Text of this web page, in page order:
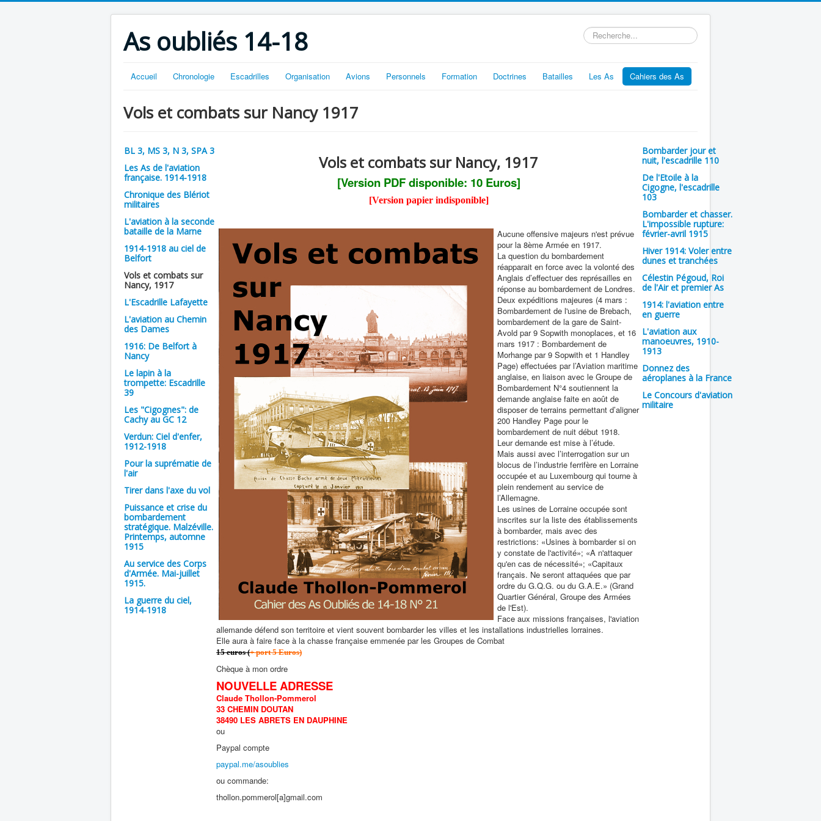
As oubliés 14-18 Rechercher
Accueil Chronologie Escadrilles Organisation Avions Personnels Formation Doctrines Batailles Les As Cahiers des As
Vols et combats sur Nancy 1917
BL 3, MS 3, N 3, SPA 3
Les As de l'aviation
française. 1914-1918
Chronique des Blériot
militaires
L'aviation à la seconde
bataille de la Marne
1914-1918 au ciel de
Belfort
Vols et combats sur
Nancy, 1917
L'Escadrille Lafayette
L'aviation au Chemin
des Dames
1916: De Belfort à
Nancy
Le lapin à la
trompette: Escadrille
39
Les "Cigognes": de
Cachy au GC 12
Verdun: Ciel d'enfer,
1912-1918
Pour la suprématie de
l'air
Tirer dans l'axe du vol
Puissance et crise du
bombardement
stratégique. Malzéville.
Printemps, automne
1915
Au service des Corps
d'Armée. Mai-juillet
1915.
La guerre du ciel,
1914-1918
Vols et combats sur Nancy, 1917
[Version PDF disponible: 10 Euros]
[Version papier indisponible]
Aucune offensive majeurs n'est prévue
pour la 8ème Armée en 1917.
La question du bombardement
réapparait en force avec la volonté des
Anglais d’effectuer des représailles en
réponse au bombardement de Londres.
Deux expéditions majeures (4 mars :
Bombardement de l'usine de Brebach,
bombardement de la gare de Saint-
Avold par 9 Sopwith monoplaces, et 16
mars 1917 : Bombardement de
Morhange par 9 Sopwith et 1 Handley
Page) effectuées par l’Aviation maritime
anglaise, en liaison avec le Groupe de
Bombardement N°4 soutiennent la
demande anglaise faite en août de
disposer de terrains permettant d’aligner
200 Handley Page pour le
bombardement de nuit début 1918.
Leur demande est mise à l’étude.
Mais aussi avec l’interrogation sur un
blocus de l’industrie ferrifère en Lorraine
occupée et au Luxembourg qui tourne à
plein rendement au service de
l’Allemagne.
Les usines de Lorraine occupée sont
inscrites sur la liste des établissements
à bombarder, mais avec des
restrictions: «Usines à bombarder si on
y constate de l'activité»; «A n'attaquer
qu'en cas de nécessité»; «Capitaux
français. Ne seront attaquées que par
ordre du G.Q.G. ou du G.A.E.» (Grand
Quartier Général, Groupe des Armées
de l'Est).
Face aux missions françaises, l'aviation
allemande défend son territoire et vient souvent bombarder les villes et les installations industrielles lorraines.
Elle aura à faire face à la chasse française emmenée par les Groupes de Combat
15 euros (+ port 5 Euros)
Chèque à mon ordre
NOUVELLE ADRESSE
Claude Thollon-Pommerol
33 CHEMIN DOUTAN
38490 LES ABRETS EN DAUPHINE
ou
Paypal compte
paypal.me/asoublies
ou commande:
thollon.pommerol[a]gmail.com
Bombarder jour et
nuit, l'escadrille 110
De l'Etoile à la
Cigogne, l'escadrille
103
Bombarder et chasser.
L'impossible rupture:
février-avril 1915
Hiver 1914: Voler entre
dunes et tranchées
Célestin Pégoud, Roi
de l'Air et premier As
1914: l'aviation entre
en guerre
L'aviation aux
manoeuvres, 1910-
1913
Donnez des
aéroplanes à la France
Le Concours d'aviation
militaire